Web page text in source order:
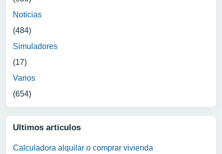
Noticias
(484)
Simuladores
(17)
Varios
(654)
Ultimos articulos
Calculadora alquilar o comprar vivienda